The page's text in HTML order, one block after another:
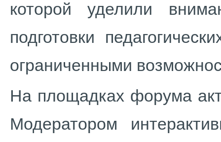
которой уделили
подготовки
ограниченными
На площадках форума
Модератором